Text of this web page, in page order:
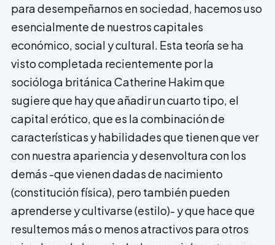
para desempeñarnos en sociedad, hacemos uso
esencialmente de nuestros capitales
económico, social y cultural. Esta teoría se ha
visto completada recientemente por la
socióloga británica Catherine Hakim que
sugiere que hay que añadir un cuarto tipo, el
capital erótico, que es la combinación de
características y habilidades que tienen que ver
con nuestra apariencia y desenvoltura con los
demás -que vienen dadas de nacimiento
(constitución física), pero también pueden
aprenderse y cultivarse (estilo)- y que hace que
resultemos más o menos atractivos para otros